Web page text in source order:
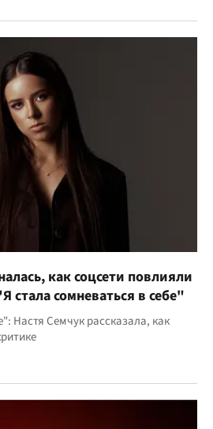
как соцсети повлияли
стала сомневаться в себе"
Настя Семчук рассказала, как